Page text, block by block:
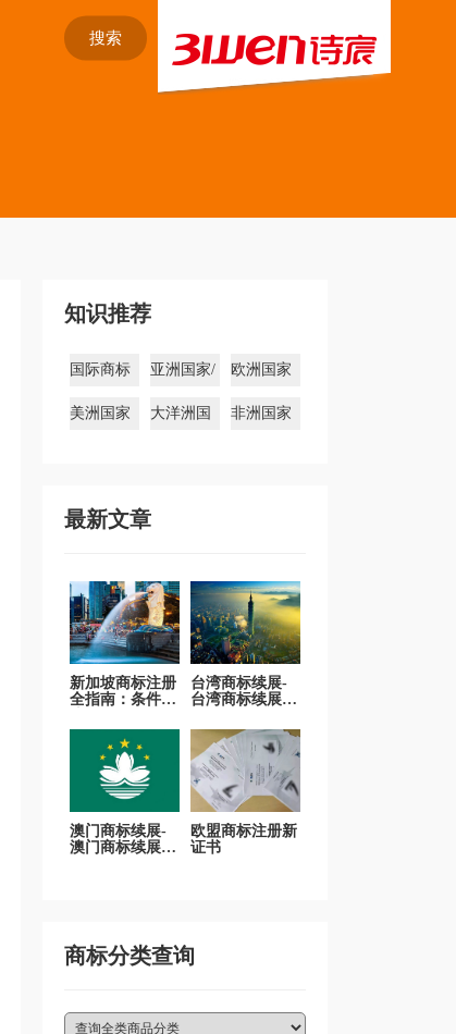
搜索
知识推荐
国际商标
注册
亚洲国家/
地区商标
欧洲国家
商标
美洲国家
大洋洲国
非洲国家
最新文章
新加坡商标注册
全指南：条件、
查询步骤详解！
台湾商标续展-
台湾商标续展证
澳门商标续展-
澳门商标续展证
欧盟商标注册新
证书
商标分类查询